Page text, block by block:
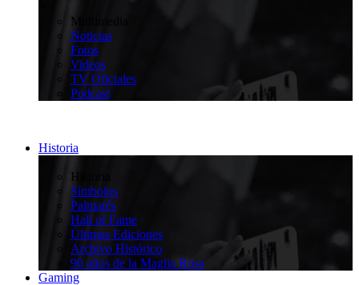
Multimedia
Noticias
Fotos
Videos
TV Oficiales
Podcast
Historia
Historia
Símbolos
Palmarés
Hall of Fame
Últimas Ediciones
Archivo Histórico
90 años de la Maglia Rosa
Gaming